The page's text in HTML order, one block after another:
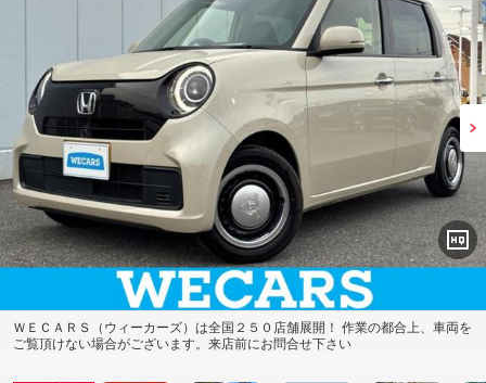
ＷＥＣＡＲＳ（ウィーカーズ）は全国２５０店舗展開！ 作業の都合上、車両を
ご覧頂けない場合がございます。来店前にお問合せ下さい